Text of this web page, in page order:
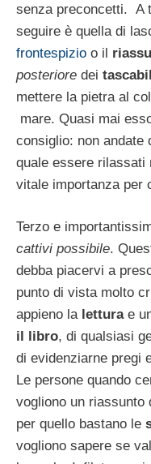
senza preconcetti. A
seguire è quella di
frontespizio o il
posteriore dei
mettere la pietra al
mare. Quasi mai
consiglio: non andate
quale essere rilassati
vitale importanza per
Terzo e
cattivi possibile.
debba piacervi a
punto di vista molto
appieno la letturae
il libro, di qualsiasi
di evidenziarne pregi
Le persone quando
vogliono un riassunto
per quello bastano le
vogliono sapere se